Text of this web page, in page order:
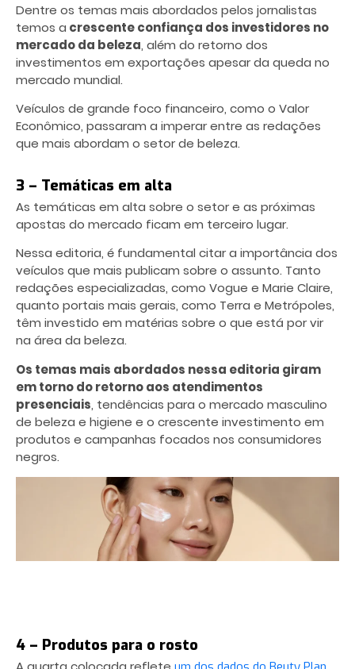
Dentre os temas mais abordados pelos jornalistas
temos a crescente confiança dos investidores no
mercado da beleza, além do retorno dos
investimentos em exportações apesar da queda no
mercado mundial.
Veículos de grande foco financeiro, como o Valor
Econômico, passaram a imperar entre as redações
que mais abordam o setor de beleza.
3 – Temáticas em alta
As temáticas em alta sobre o setor e as próximas
apostas do mercado ficam em terceiro lugar.
Nessa editoria, é fundamental citar a importância dos
veículos que mais publicam sobre o assunto. Tanto
redações especializadas, como Vogue e Marie Claire,
quanto portais mais gerais, como Terra e Metrópoles,
têm investido em matérias sobre o que está por vir
na área da beleza.
Os temas mais abordados nessa editoria giram
em torno do retorno aos atendimentos
presenciais, tendências para o mercado masculino
de beleza e higiene e o crescente investimento em
produtos e campanhas focados nos consumidores
negros.
4 – Produtos para o rosto